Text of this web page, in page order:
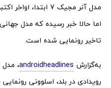
مدل آنر مجیک 7
تاخیر رونمایی شده است.
به‌گزارش androidheadlines
رویدادی در بلد، اسلوونی